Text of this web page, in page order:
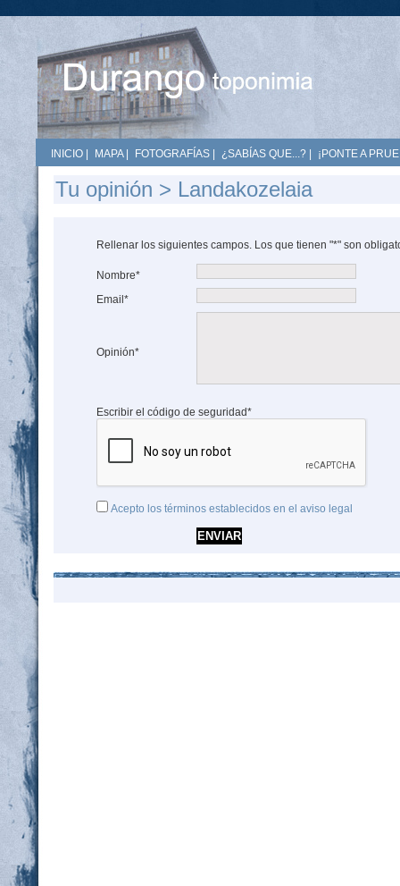
INICIO MAPA| FOTOGRAFÍAS ¿SABÍAS QUE...? ¡PONTE A
Tu opinión > Landakozelaia
Rellenar los siguientes campos. Los que tienen "*" son
Nombre*
Email*
Opinión*
Escribir el código de seguridad*
Acepto los términos establecidos en el aviso legal